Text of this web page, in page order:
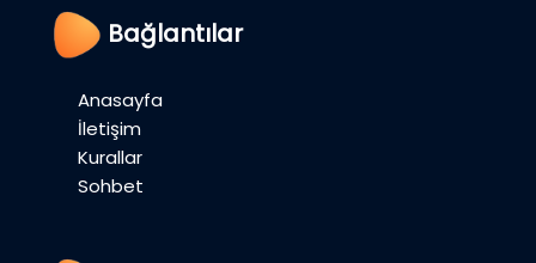
Bağlantılar
Anasayfa
İletişim
Kurallar
Sohbet